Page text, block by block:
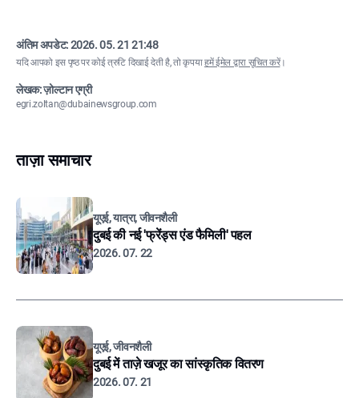
अंतिम अपडेट:2026. 05. 21 21:48
यदि आपको इस पृष्ठ पर कोई त्रुटि दिखाई देती है, तो कृपयाहमें ईमेल द्वारा सूचित करें।
लेखक: ज़ोल्टान एग्री
egri.zoltan@dubainewsgroup.com
ताज़ा समाचार
यूएई, यात्रा, जीवनशैली
दुबई की नई 'फ्रेंड्स एंड फैमिली' पहल
2026. 07. 22
यूएई, जीवनशैली
दुबई में ताज़े खजूर का सांस्कृतिक वितरण
2026. 07. 21